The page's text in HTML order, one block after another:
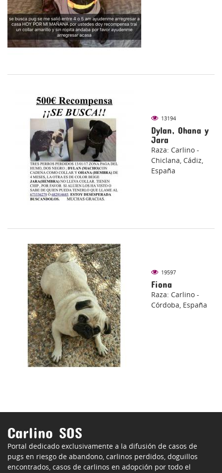
13194
Dylan, Ohana y
Jara
Raza: Carlino -
Chiclana, Cádiz,
España
19597
Fiona
Raza: Carlino -
Córdoba, España
Carlino SOS
Portal dedicado exclusivamente a la difusión de casos de
pugs en riesgo de abandono, carlinos perdidos, doguillos
encontrados, casos de carlinos en adopción por todo el